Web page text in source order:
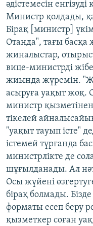
әдістемесін
Министр қолдады,
Бірақ [министр]
Отанда", тағы басқа
жиналыстар,
вице-министрді
жиында жүремін.
асыруға уақыт жоқ.
министр
тікелей
"уақыт тауып істе"
істемей тұрғанда
министрлікте де
шұғылданады. Ал
Осы жүйені
бірақ болмады.
форматы есеп беру
қызметкер соған